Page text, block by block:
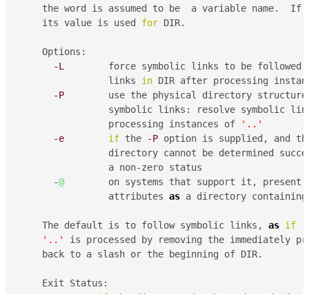
the word is assumed to be  a variable name.  If
    its value is used
for DIR.
    Options:
-L
    		links
in DIR after processing
-P
symbolic links: resolve symbolic
    		processing instances of
'..'
-e
if the -P option is supplied, and
directory cannot be determined
      -
@
on systems that support it, present
    		attributes
as a directory
    The default is to follow symbolic links,
as if
'..'
is processed by removing the immediately
    back to a slash or the beginning of DIR.
    Exit Status: